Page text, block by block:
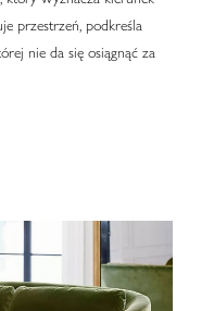
przestrzeń, podkreśla
nie da się osiągnąć za